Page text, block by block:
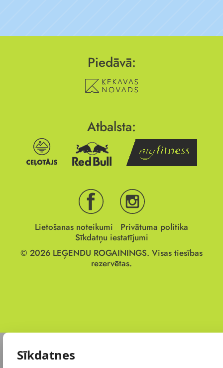
Piedāvā:
Atbalsta:
Lietošanas noteikumi
Privātuma politika
Sīkdatņu iestatījumi
© 2026 LEĢENDU ROGAININGS. Visas tiesības
rezervētas.
Sīkdatnes